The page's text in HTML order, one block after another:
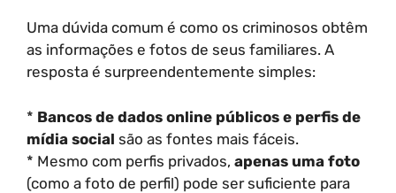
Uma dúvida comum é como os criminosos obtêm
as informações e fotos de seus familiares. A
resposta é surpreendentemente simples:
* Bancos de dados online públicos e perfis de
mídia social são as fontes mais fáceis.
* Mesmo com perfis privados, apenas uma foto
(como a foto de perfil) pode ser suficiente para